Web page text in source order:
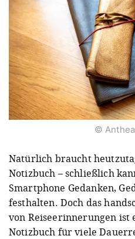
©
Natürlich braucht
Notizbuch – schließlich
Smartphone Gedanken,
festhalten. Doch das
von Reiseerinnerungen ist
Notizbuch für viele